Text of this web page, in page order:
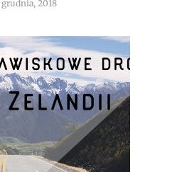
grudnia, 2018